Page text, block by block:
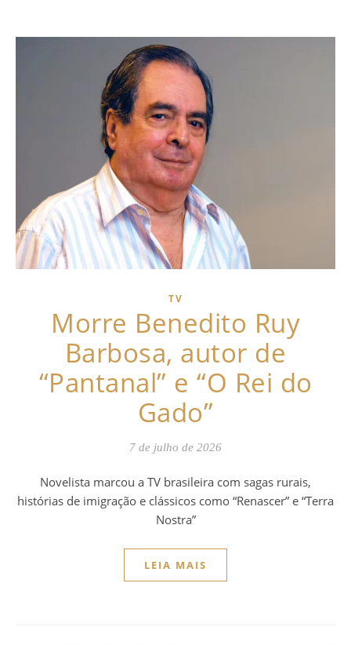
TV
Morre Benedito Ruy
Barbosa, autor de
“Pantanal” e “O Rei do
Gado”
7 de julho de 2026
Novelista marcou a TV brasileira com sagas rurais,
histórias de imigração e clássicos como “Renascer” e “Terra
Nostra”
LEIA MAIS